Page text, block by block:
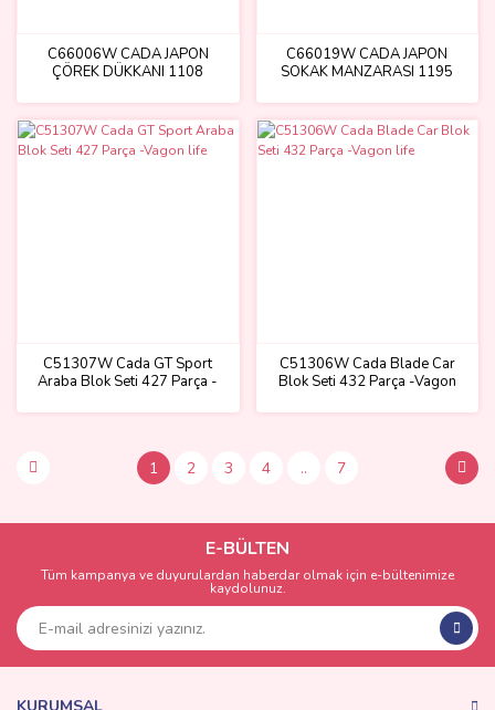
C66006W CADA JAPON
ÇÖREK DÜKKANI 1108
C66019W CADA JAPON
SOKAK MANZARASI 1195
C51307W Cada GT Sport
Araba Blok Seti 427 Parça -
C51306W Cada Blade Car
Blok Seti 432 Parça -Vagon
1 2 3 4 .. 7
E-BÜLTEN
Tüm kampanya ve duyurulardan haberdar olmak için e-bültenimize
kaydolunuz.